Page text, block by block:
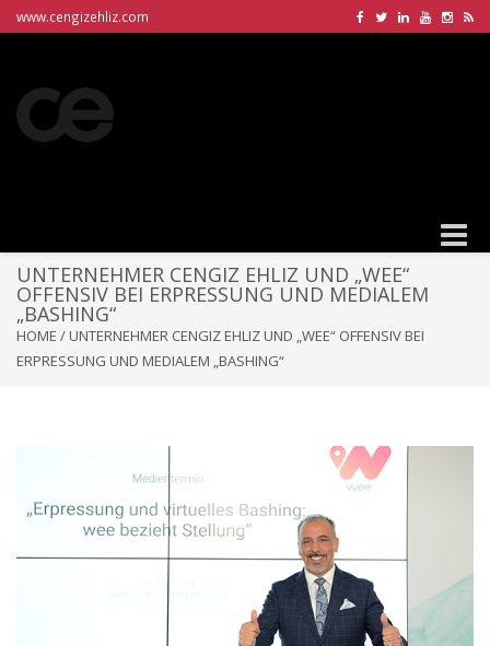
www.cengizehliz.com
Toggle
UNTERNEHMER CENGIZ EHLIZ UND „WEE“
OFFENSIV BEI ERPRESSUNG UND MEDIALEM
„BASHING“
HOME / UNTERNEHMER CENGIZ EHLIZ UND „WEE“ OFFENSIV BEI
ERPRESSUNG UND MEDIALEM „BASHING“